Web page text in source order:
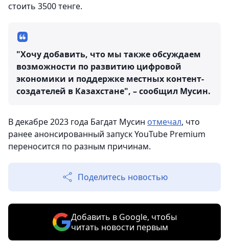
стоить 3500 тенге.
"Хочу добавить, что мы также обсуждаем
возможности по развитию цифровой
экономики и поддержке местных контент-
создателей в Казахстане", – сообщил Мусин.
В декабре 2023 года Багдат Мусин отмечал, что
ранее анонсированный запуск YouTube Premium
переносится по разным причинам.
Поделитесь новостью
Добавить в Google, чтобы
читать новости первым